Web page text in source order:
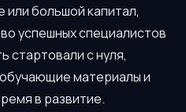
большой капитал,
успешных специалистов
стартовали с нуля,
материалы и
в развитие.